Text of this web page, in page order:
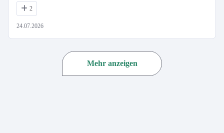
2
24.07.2026
Mehr anzeigen